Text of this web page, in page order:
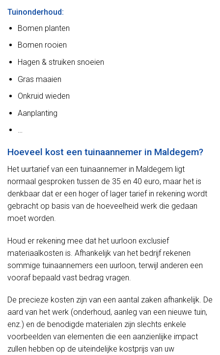
Tuinonderhoud:
Bomen planten
Bomen rooien
Hagen & struiken snoeien
Gras maaien
Onkruid wieden
Aanplanting
…
Hoeveel kost een tuinaannemer in Maldegem?
Het uurtarief van een tuinaannemer in Maldegem ligt
normaal gesproken tussen de 35 en 40 euro, maar het is
denkbaar dat er een hoger of lager tarief in rekening wordt
gebracht op basis van de hoeveelheid werk die gedaan
moet worden.
Houd er rekening mee dat het uurloon exclusief
materiaalkosten is. Afhankelijk van het bedrijf rekenen
sommige tuinaannemers een uurloon, terwijl anderen een
vooraf bepaald vast bedrag vragen.
De precieze kosten zijn van een aantal zaken afhankelijk. De
aard van het werk (onderhoud, aanleg van een nieuwe tuin,
enz.) en de benodigde materialen zijn slechts enkele
voorbeelden van elementen die een aanzienlijke impact
zullen hebben op de uiteindelijke kostprijs van uw